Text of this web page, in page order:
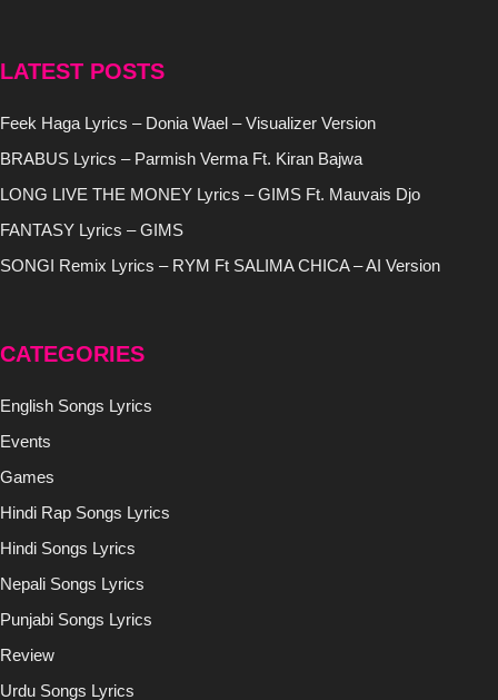
LATEST POSTS
Feek Haga Lyrics – Donia Wael – Visualizer Version
BRABUS Lyrics – Parmish Verma Ft. Kiran Bajwa
LONG LIVE THE MONEY Lyrics – GIMS Ft. Mauvais Djo
FANTASY Lyrics – GIMS
SONGI Remix Lyrics – RYM Ft SALIMA CHICA – AI Version
CATEGORIES
English Songs Lyrics
Events
Games
Hindi Rap Songs Lyrics
Hindi Songs Lyrics
Nepali Songs Lyrics
Punjabi Songs Lyrics
Review
Urdu Songs Lyrics